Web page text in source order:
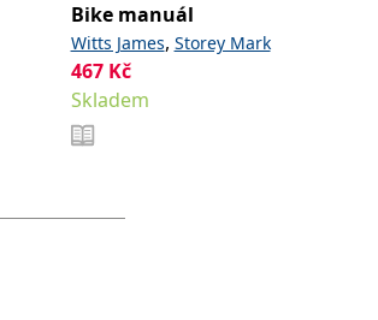
Bike manuál
Witts James, Storey Mark
467 Kč
Skladem